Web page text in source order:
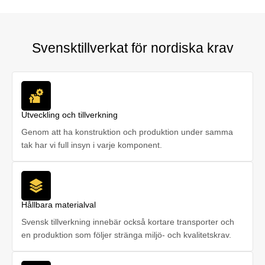
Svensktillverkat för nordiska krav
Utveckling och tillverkning
Genom att ha konstruktion och produktion under samma
tak har vi full insyn i varje komponent.
Hållbara materialval
Svensk tillverkning innebär också kortare transporter och
en produktion som följer stränga miljö- och kvalitetskrav.